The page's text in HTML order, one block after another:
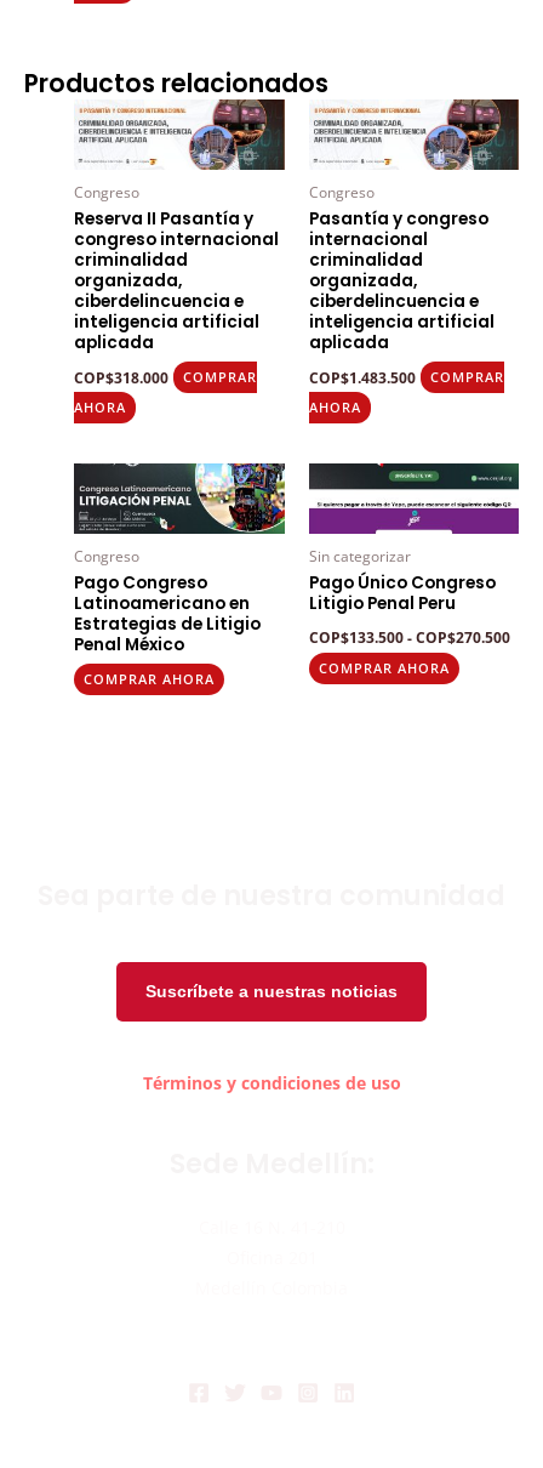
Productos relacionados
Congreso
Reserva II Pasantía y
congreso internacional
criminalidad
organizada,
ciberdelincuencia e
inteligencia artificial
aplicada
COP$318.000
COMPRAR
AHORA
Congreso
Pasantía y congreso
internacional
criminalidad
organizada,
ciberdelincuencia e
inteligencia artificial
aplicada
COP$1.483.500
COMPRAR
AHORA
Congreso
Pago Congreso
Latinoamericano en
Estrategias de Litigio
Penal México
COMPRAR AHORA
Sin categorizar
Pago Único Congreso
Litigio Penal Peru
COP$133.500 - COP$270.500
de
COMPRAR AHORA
Este
producto
tiene
Las
opciones
Suscríbete a nuestras noticias
Términos y condiciones de uso